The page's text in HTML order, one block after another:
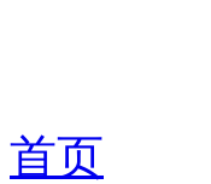
首页